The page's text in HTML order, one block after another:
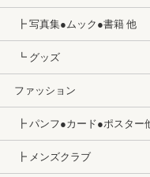
┣ 写真集●ムック●書籍 他
┗ グッズ
ファッション
┣ パンフ●カード●ポスター
┣ メンズクラブ